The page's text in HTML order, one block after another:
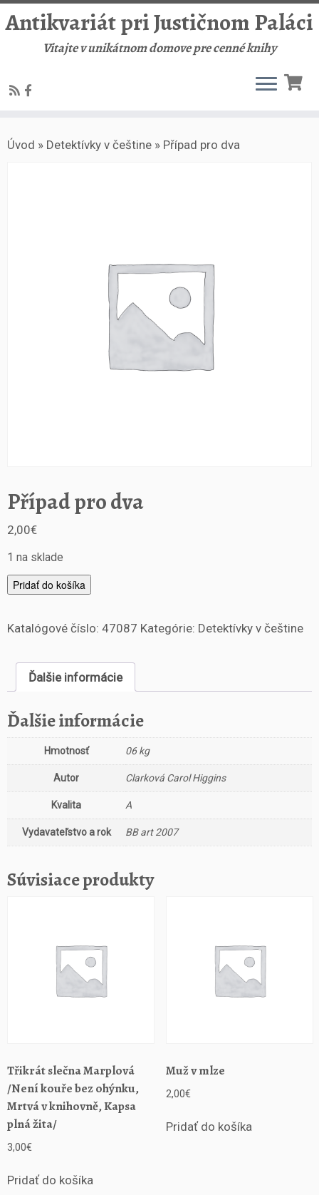
to
Antikvariát pri Justičnom Paláci
Vitajte v unikátnom domove pre cenné knihy
Úvod » Detektívky v češtine » Případ pro dva
Případ pro dva
2,00€
1 na sklade
m
n
ž
o
ř
í
r
d
a
Pridať do košíka
Katalógové číslo: 47087 Kategórie: Detektívky v češtine
Ďalšie informácie
Ďalšie informácie
Hmotnosť 06 kg
Autor Clarková Carol Higgins
Kvalita A
Vydavateľstvo a rok BB art 2007
Súvisiace produkty
Třikrát slečna Marplová
/Není kouře bez ohýnku,
Mrtvá v knihovně, Kapsa
plná žita/
3,00€
Pridať do košíka
Muž v mlze
2,00€
Pridať do košíka